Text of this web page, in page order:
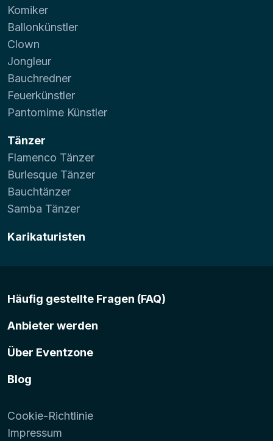
Komiker
Ballonkünstler
Clown
Jongleur
Bauchredner
Feuerkünstler
Pantomime Künstler
Tänzer
Flamenco Tänzer
Burlesque Tänzer
Bauchtänzer
Samba Tänzer
Karikaturisten
Häufig gestellte Fragen (FAQ)
Anbieter werden
Über Eventzone
Blog
Cookie-Richtlinie
Impressum